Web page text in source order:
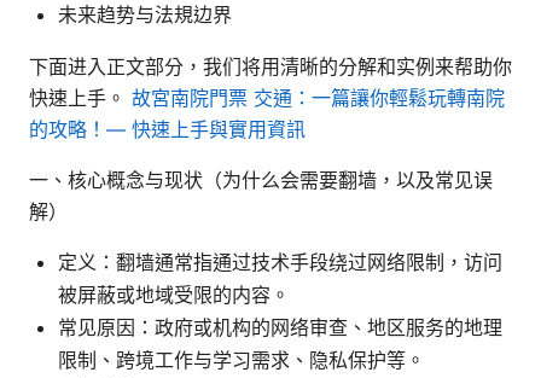
未来趋势与法規边界
下面进入正文部分，我们将用清晰的分解和实例来帮助你
快速上手。 故宮南院門票 交通：一篇讓你輕鬆玩轉南院
的攻略！— 快速上手與實用資訊
一、核心概念与现状（为什么会需要翻墙，以及常见误
解）
定义：翻墙通常指通过技术手段绕过网络限制，访问
被屏蔽或地域受限的内容。
常见原因：政府或机构的网络审查、地区服务的地理
限制、跨境工作与学习需求、隐私保护等。